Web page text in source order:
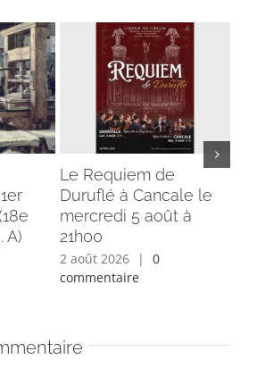
A)
Le Requiem de
Duruflé à Cancale le
mercredi 5 août à
21h00
2 août 2026 |
0
commentaire